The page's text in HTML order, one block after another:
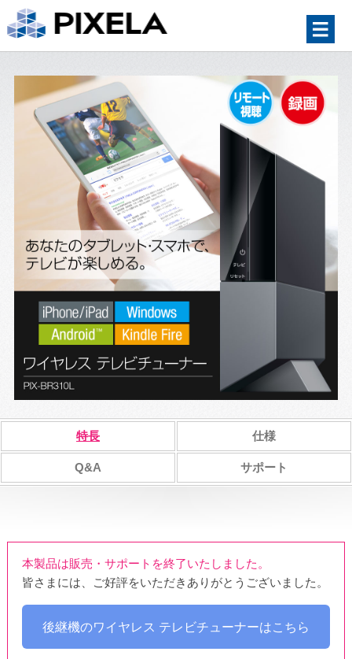
特長 仕様
Q&A サポート
本製品は販売・サポートを終了いたしました。
皆さまには、ご好評をいただきありがとうございました。
後継機のワイヤレス テレビチューナーはこちら